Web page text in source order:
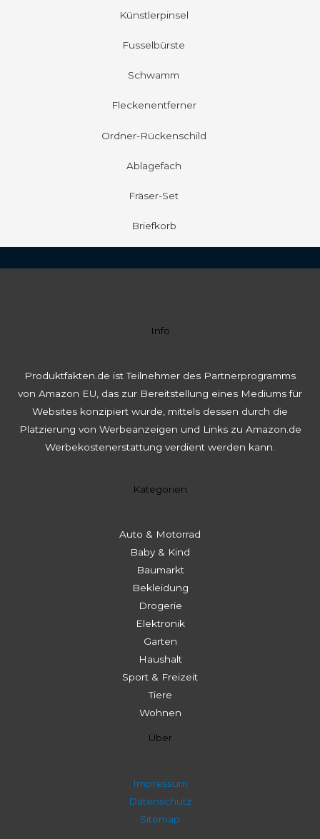
Künstlerpinsel
Fusselbürste
Schwamm
Fleckenentferner
Ordner-Rückenschild
Ablagefach
Fräser-Set
Briefkorb
Info
Produktfakten.de ist Teilnehmer des Partnerprogramms
von Amazon EU, das zur Bereitstellung eines Mediums für
Websites konzipiert wurde, mittels dessen durch die
Platzierung von Werbeanzeigen und Links zu Amazon.de
Werbekostenerstattung verdient werden kann.
Kategorien
Auto & Motorrad
Baby & Kind
Baumarkt
Bekleidung
Drogerie
Elektronik
Garten
Haushalt
Sport & Freizeit
Tiere
Wohnen
Über
Impressum
Datenschutz
Sitemap